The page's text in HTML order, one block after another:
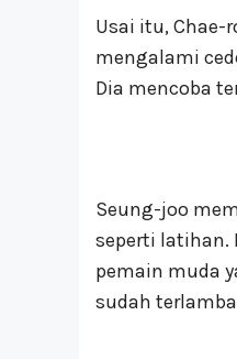
Usai itu,
mengalami
Dia mencoba
Seung-joo
seperti latihan.
pemain muda
sudah